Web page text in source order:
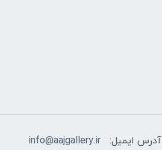
آدرس ایمیل: info@aajgallery.ir